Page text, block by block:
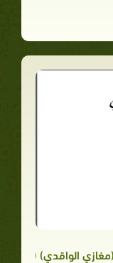
الواقدي) (ط.